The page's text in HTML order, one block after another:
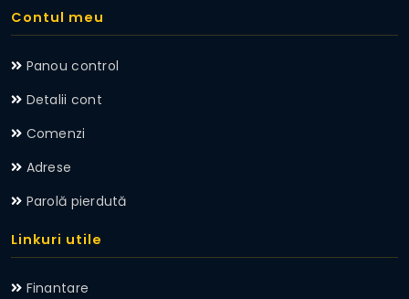
Contul meu
Panou control
Detalii cont
Comenzi
Adrese
Parolă pierdută
Linkuri utile
Finantare